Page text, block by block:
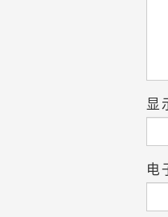
显
电